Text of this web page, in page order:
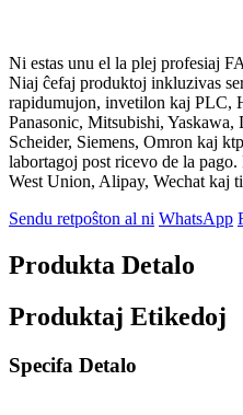
Ni estas unu el la plej profesiaj
Niaj ĉefaj produktoj inkluzivas
rapidumujon, invetilon kaj PLC,
Panasonic, Mitsubishi,
Scheider, Siemens, Omron kaj
labortagoj post ricevo de la
West Union, Alipay, Wechat kaj
Sendu retpoŝton al ni WhatsApp
Produkta Detalo
Produktaj Etikedoj
Specifa Detalo